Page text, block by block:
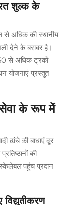
शुल्क के
से अधिक की स्थानीय
देने के बराबर है।
से अधिक ट्रकों
योजनाएं प्रस्तुत
के रूप में
ढांचे की बाधाएं दूर
की
पहुंच प्रदान